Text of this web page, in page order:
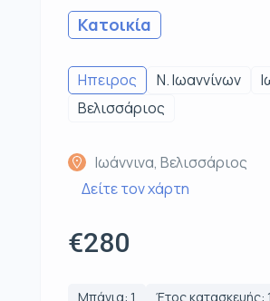
Κατοικία
Ηπειρος Ν. Ιωαννίνων
Βελισσάριος
Ιωάννινα, Βελισσάριος
Δείτε τον χάρτη
€280
Μπάνια: 1
Έτος κατασκευής: